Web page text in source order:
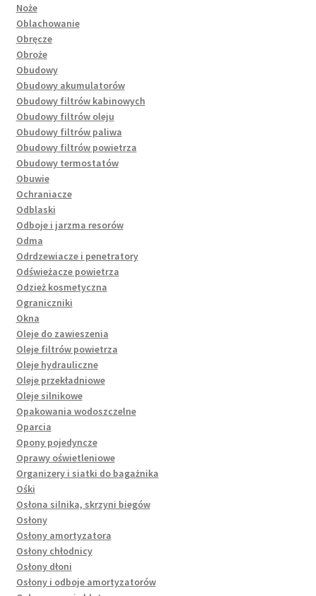
Noże
Oblachowanie
Obręcze
Obroże
Obudowy
Obudowy akumulatorów
Obudowy filtrów kabinowych
Obudowy filtrów oleju
Obudowy filtrów paliwa
Obudowy filtrów powietrza
Obudowy termostatów
Obuwie
Ochraniacze
Odblaski
Odboje i jarzma resorów
Odma
Odrdzewiacze i penetratory
Odświeżacze powietrza
Odzież kosmetyczna
Ograniczniki
Okna
Oleje do zawieszenia
Oleje filtrów powietrza
Oleje hydrauliczne
Oleje przekładniowe
Oleje silnikowe
Opakowania wodoszczelne
Oparcia
Opony pojedyncze
Oprawy oświetleniowe
Organizery i siatki do bagażnika
Ośki
Osłona silnika, skrzyni biegów
Osłony
Osłony amortyzatora
Osłony chłodnicy
Osłony dłoni
Osłony i odboje amortyzatorów